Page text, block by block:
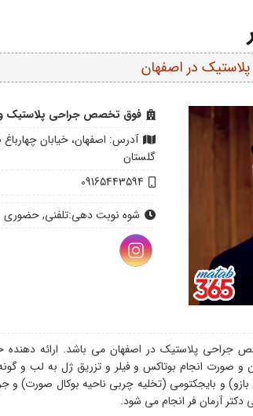
در اصفهان
فوق تخصص جراحی پلاستیک و
آدرس: اصفهان، خیابان
گلستان
09165443594
شوه نوبت دهی:تلفنی, حضوری
پلاستیک در اصفهان می باشد. ارائه دهنده
و صورت انجام بوتاکس و فیلر و تزریق ژل به لب و
بازو) و بایجکتومی (تخلیه چربی ناحیه بوکال
آرمان فر انجام می شود.